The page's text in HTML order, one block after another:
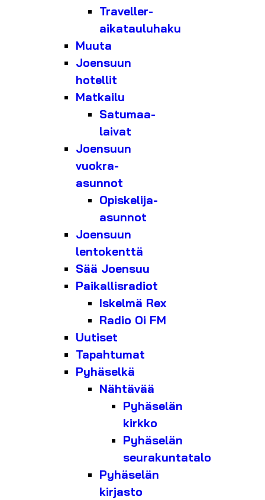
Traveller-
aikatauluhaku
Muuta
Joensuun
hotellit
Matkailu
Satumaa-
laivat
Joensuun
vuokra-
asunnot
Opiskelija-
asunnot
Joensuun
lentokenttä
Sää Joensuu
Paikallisradiot
Iskelmä Rex
Radio Oi FM
Uutiset
Tapahtumat
Pyhäselkä
Nähtävää
Pyhäselän
kirkko
Pyhäselän
seurakuntatalo
Pyhäselän
kirjasto